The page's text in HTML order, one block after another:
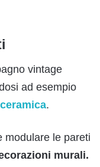
vintage
ad esempio
ceramica.
modulare le pareti
murali.